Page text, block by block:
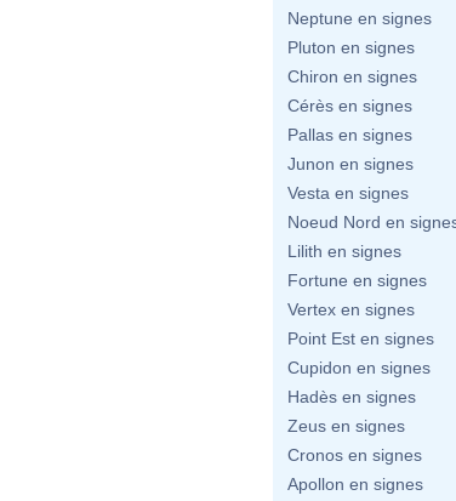
Neptune en signes
Pluton en signes
Chiron en signes
Cérès en signes
Pallas en signes
Junon en signes
Vesta en signes
Noeud Nord en
Lilith en signes
Fortune en signes
Vertex en signes
Point Est en signes
Cupidon en signes
Hadès en signes
Zeus en signes
Cronos en signes
Apollon en signes